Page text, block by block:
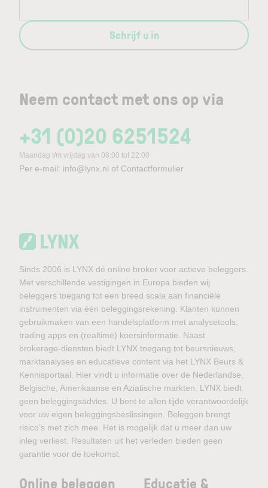
Neem contact met ons op via
+31 (0)20 6251524
Maandag t/m vrijdag van 08:00 tot 22:00
Per e-mail: info@lynx.nl of Contactformulier
Schrijf u in
Sinds 2006 is LYNX dé online broker voor actieve beleggers.
Met verschillende vestigingen in Europa bieden wij
beleggers toegang tot een breed scala aan financiële
instrumenten via één beleggingsrekening. Klanten kunnen
gebruikmaken van een handelsplatform met analysetools,
trading apps en (realtime) koersinformatie. Naast
brokerage-diensten biedt LYNX toegang tot beursnieuws,
marktanalyses en educatieve content via het LYNX Beurs &
Kennisportaal. Hier vindt u informatie over de Nederlandse,
Belgische, Amerikaanse en Aziatische markten. LYNX biedt
geen beleggingsadvies. U bent te allen tijde verantwoordelijk
voor uw eigen beleggingsbeslissingen. Beleggen brengt
risico’s met zich mee. Het is mogelijk dat u meer dan uw
inleg verliest. Resultaten uit het verleden bieden geen
garantie voor de toekomst.
Online beleggen
Educatie &